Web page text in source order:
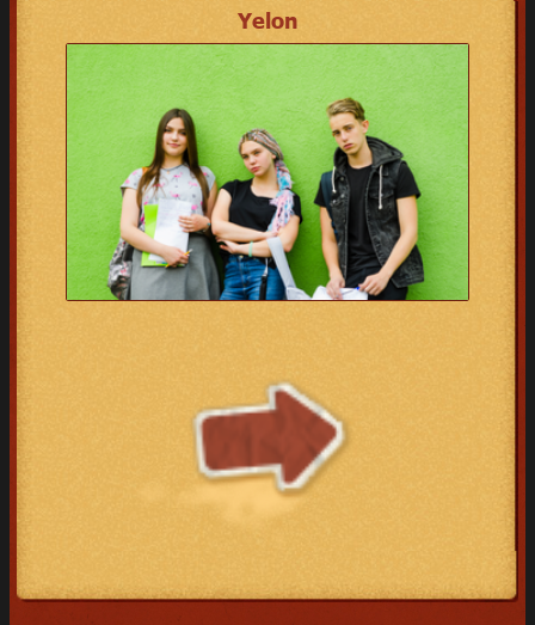
Yelon